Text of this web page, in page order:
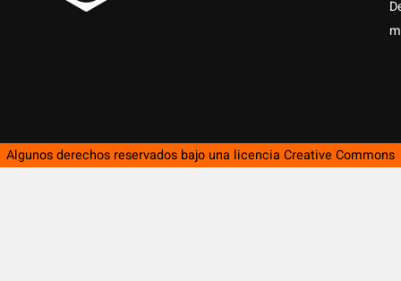
Algunos derechos reservados bajo una licencia Creative Commons